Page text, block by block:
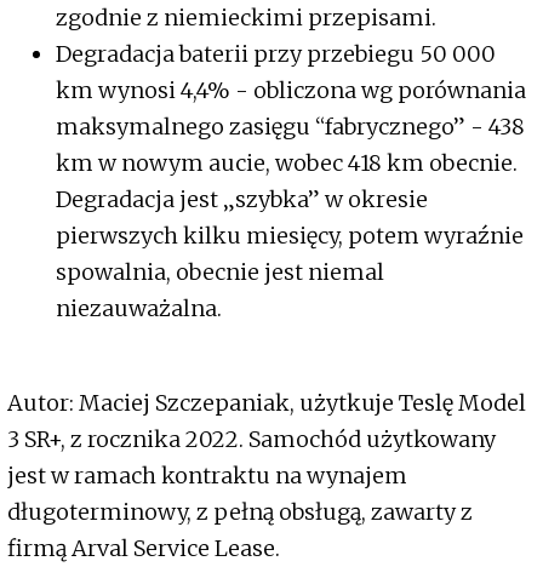
zgodnie z niemieckimi przepisami.
Degradacja baterii przy przebiegu 50 000
km wynosi 4,4% - obliczona wg porównania
maksymalnego zasięgu “fabrycznego” - 438
km w nowym aucie, wobec 418 km obecnie.
Degradacja jest „szybka” w okresie
pierwszych kilku miesięcy, potem wyraźnie
spowalnia, obecnie jest niemal
niezauważalna.
Autor: Maciej Szczepaniak, użytkuje Teslę Model
3 SR+, z rocznika 2022. Samochód użytkowany
jest w ramach kontraktu na wynajem
długoterminowy, z pełną obsługą, zawarty z
firmą Arval Service Lease.